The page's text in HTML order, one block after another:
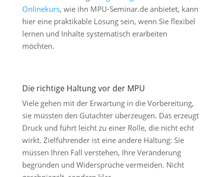
Onlinekurs, wie ihn MPU-Seminar.de anbietet, kann
hier eine praktikable Lösung sein, wenn Sie flexibel
lernen und Inhalte systematisch erarbeiten
möchten.
Die richtige Haltung vor der MPU
Viele gehen mit der Erwartung in die Vorbereitung,
sie müssten den Gutachter überzeugen. Das erzeugt
Druck und führt leicht zu einer Rolle, die nicht echt
wirkt. Zielführender ist eine andere Haltung: Sie
müssen Ihren Fall verstehen, Ihre Veränderung
begründen und Widersprüche vermeiden. Nicht